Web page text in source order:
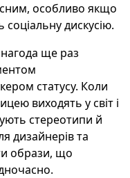
особливо якщо
соціальну дискусію.
ще раз
статусу. Коли
виходять у світ і
стереотипи й
дизайнерів та
образи, що